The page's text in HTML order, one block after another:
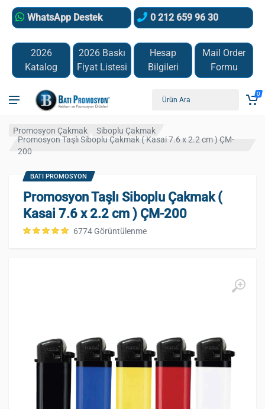
WhatsApp Destek 0 212 659 96 30
2026
Katalog
2026 Baskı
Fiyat Listesi
Hesap
Bilgileri
Mail Order
Formu
0
Promosyon Çakmak
Siboplu Çakmak
Promosyon Taşlı Siboplu Çakmak ( Kasai 7.6 x 2.2 cm ) ÇM-
200
Promosyon Taşlı Siboplu Çakmak (
Kasai 7.6 x 2.2 cm ) ÇM-200
6774 Görüntülenme
BATI PROMOSYON